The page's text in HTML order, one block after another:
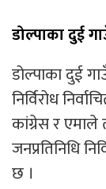
डोल्पाका दुई
डोल्पाका दुई
निर्विरोध
कांग्रेस र एमाले
जनप्रतिनिधि
छ ।